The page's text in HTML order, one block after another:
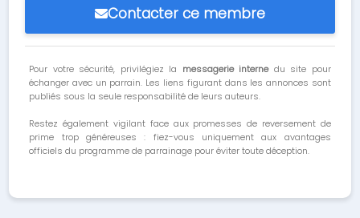
Contacter ce membre
Pour votre sécurité, privilégiez la messagerie internedu site pour
échanger avec un parrain. Les liens figurant dans les annonces sont
publiés sous la seule responsabilité de leurs auteurs.
Restez également vigilant face aux promesses de reversement de
prime trop généreuses : fiez-vous uniquement aux avantages
officiels du programme de parrainage pour éviter toute déception.